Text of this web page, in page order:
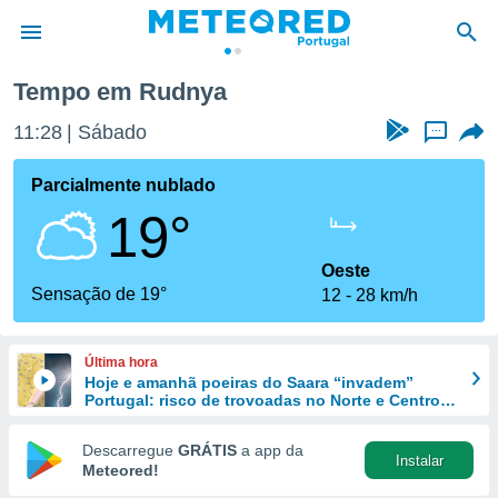
da
foi
fornecidas
a este
das
e
forma
digital
Tempo em Rudnya
11:28 Sábado ...
Parcialmente nublado
19°
Sensação de 19°
Oeste
12
28 km/h
Última hora
Hoje e amanhã poeiras do Saara “invadem”
Portugal: risco de trovoadas no Norte e Centro
Descarregue GRÁTIS a app da
Meteored!
Instalar